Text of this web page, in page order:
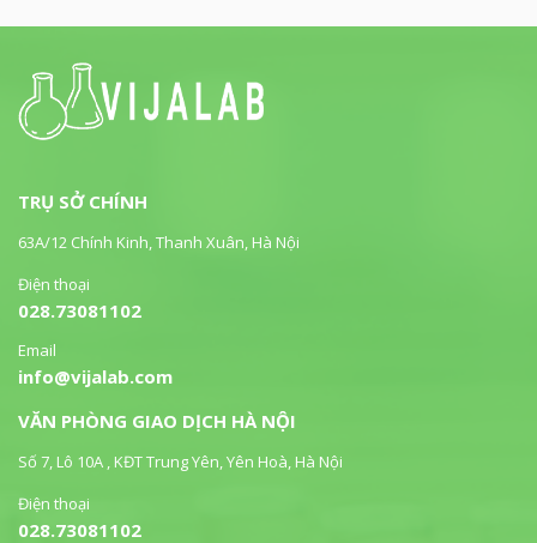
TRỤ SỞ CHÍNH
63A/12 Chính Kinh, Thanh Xuân, Hà Nội
Điện thoại
028.73081102
Email
info@vijalab.com
VĂN PHÒNG GIAO DỊCH HÀ NỘI
Số 7, Lô 10A , KĐT Trung Yên, Yên Hoà, Hà Nội
Điện thoại
028.73081102